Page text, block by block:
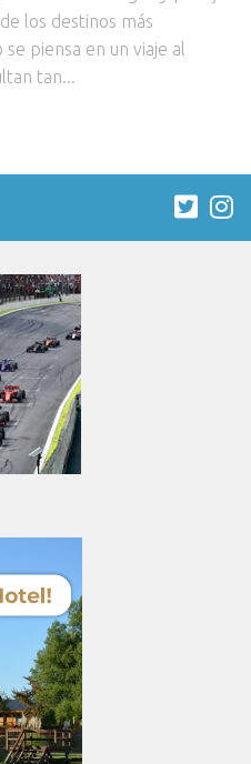
los destinos más
piensa en un viaje al
tan...